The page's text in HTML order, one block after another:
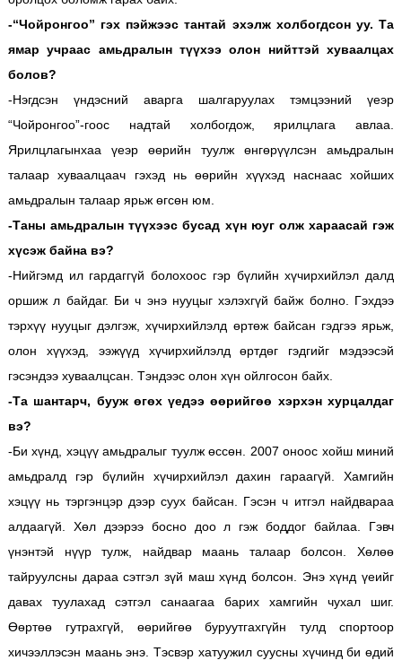
-“Чойронгоо” гэх пэйжээс тантай эхэлж холбогдсон уу. Та
ямар учраас амьдралын түүхээ олон нийттэй хуваалцах
болов?
-Нэгдсэн үндэсний аварга шалгаруулах тэмцээний үеэр
“Чойронгоо”-гоос надтай холбогдож, ярилцлага авлаа.
Ярилцлагынхаа үеэр өөрийн туулж өнгөрүүлсэн амьдралын
талаар хуваалцаач гэхэд нь өөрийн хүүхэд наснаас хойших
амьдралын талаар ярьж өгсөн юм.
-Таны амьдралын түүхээс бусад хүн юуг олж хараасай гэж
хүсэж байна вэ?
-Нийгэмд ил гардаггүй болохоос гэр бүлийн хүчирхийлэл далд
оршиж л байдаг. Би ч энэ нууцыг хэлэхгүй байж болно. Гэхдээ
тэрхүү нууцыг дэлгэж, хүчирхийлэлд өртөж байсан гэдгээ ярьж,
олон хүүхэд, ээжүүд хүчирхийлэлд өртдөг гэдгийг мэдээсэй
гэсэндээ хуваалцсан. Тэндээс олон хүн ойлгосон байх.
-Та шантарч, бууж өгөх үедээ өөрийгөө хэрхэн хурцалдаг
вэ?
-Би хүнд, хэцүү амьдралыг туулж өссөн. 2007 оноос хойш миний
амьдралд гэр бүлийн хүчирхийлэл дахин гараагүй. Хамгийн
хэцүү нь тэргэнцэр дээр суух байсан. Гэсэн ч итгэл найдвараа
алдаагүй. Хөл дээрээ босно доо л гэж боддог байлаа. Гэвч
үнэнтэй нүүр тулж, найдвар маань талаар болсон. Хөлөө
тайруулсны дараа сэтгэл зүй маш хүнд болсон. Энэ хүнд үеийг
давах туулахад сэтгэл санаагаа барих хамгийн чухал шиг.
Өөртөө гутрахгүй, өөрийгөө буруутгахгүйн тулд спортоор
хичээллэсэн маань энэ. Тэсвэр хатуужил суусны хүчинд би өдий